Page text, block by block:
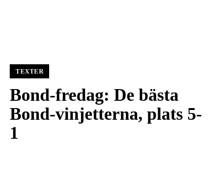
TEXTER
Bond-fredag: De bästa
Bond-vinjetterna, plats 5-
1